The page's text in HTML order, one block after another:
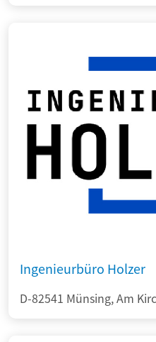
Ingenieurbüro Holzer
D-82541 Münsing, Am